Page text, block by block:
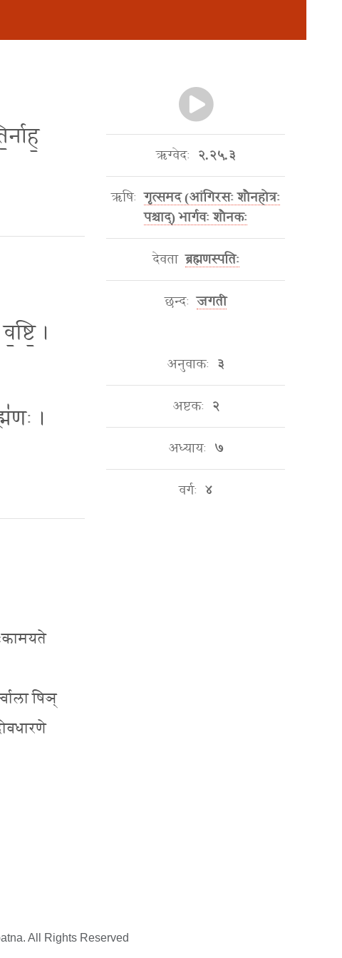
।
।
षिञ्
ऋग्वेदः २.२५.३
ऋषिः गृत्समद (आंगिरसः शौनहोत्रः
पश्चाद्) भार्गवः शौनकः
देवता ब्रह्मणस्पतिः
छन्दः जगती
अनुवाकः ३
अष्टकः २
अध्यायः ७
वर्गः ४
All Rights Reserved